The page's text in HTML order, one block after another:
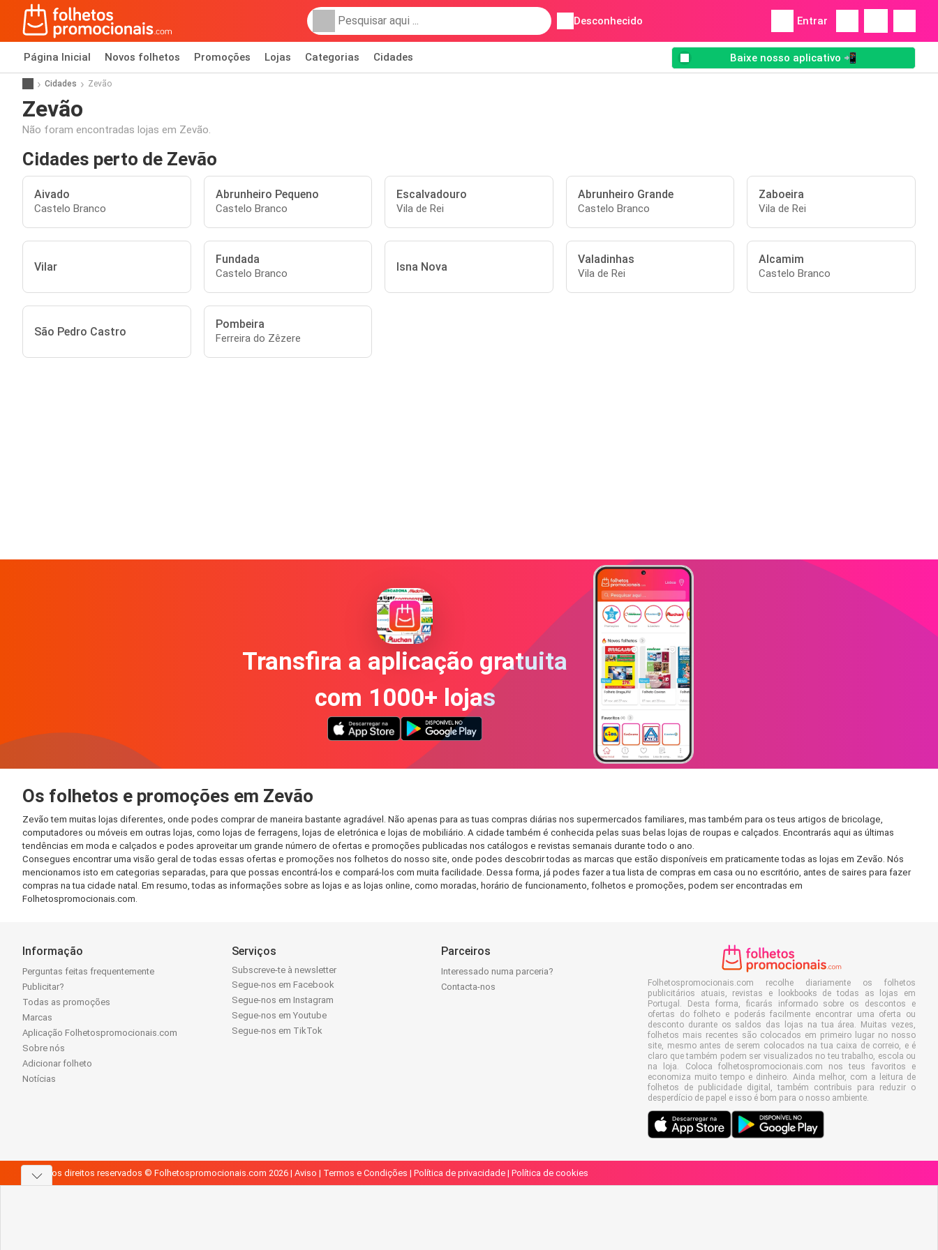
Desconhecido Entrar
Página Inicial Novos folhetos Promoções Lojas Categorias Cidades Baixe nosso aplicativo 📲
Cidades Zevão
Zevão
Não foram encontradas lojas em Zevão.
Cidades perto de Zevão
Aivado
Castelo Branco
Abrunheiro Pequeno
Castelo Branco
Escalvadouro
Vila de Rei
Abrunheiro Grande
Castelo Branco
Zaboeira
Vila de Rei
Vilar
Fundada
Castelo Branco Isna Nova
Valadinhas
Vila de Rei
Alcamim
Castelo Branco
São Pedro Castro
Pombeira
Ferreira do Zêzere
Transfira a aplicação gratuita
com 1000+ lojas
Os folhetos e promoções em Zevão
Zevão tem muitas lojas diferentes, onde podes comprar de maneira bastante agradável. Não apenas para as tuas compras diárias nos supermercados familiares, mas também para os teus artigos de bricolage,
computadores ou móveis em outras lojas, como lojas de ferragens, lojas de eletrónica e lojas de mobiliário. A cidade também é conhecida pelas suas belas lojas de roupas e calçados. Encontrarás aqui as últimas
tendências em moda e calçados e podes aproveitar um grande número de ofertas e promoções publicadas nos catálogos e revistas semanais durante todo o ano.
Consegues encontrar uma visão geral de todas essas ofertas e promoções nos folhetos do nosso site, onde podes descobrir todas as marcas que estão disponíveis em praticamente todas as lojas em Zevão. Nós
mencionamos isto em categorias separadas, para que possas encontrá-los e compará-los com muita facilidade. Dessa forma, já podes fazer a tua lista de compras em casa ou no escritório, antes de saires para fazer
compras na tua cidade natal. Em resumo, todas as informações sobre as lojas e as lojas online, como moradas, horário de funcionamento, folhetos e promoções, podem ser encontradas em
Folhetospromocionais.com.
Informação
Perguntas feitas frequentemente
Publicitar?
Todas as promoções
Marcas
Aplicação Folhetospromocionais.com
Sobre nós
Adicionar folheto
Notícias
Serviços
Subscreve-te à newsletter
Segue-nos em Facebook
Segue-nos em Instagram
Segue-nos em Youtube
Segue-nos em TikTok
Parceiros
Interessado numa parceria?
Contacta-nos
Folhetospromocionais.com recolhe diariamente os folhetos
publicitários atuais, revistas e lookbooks de todas as lojas em
Portugal. Desta forma, ficarás informado sobre os descontos e
ofertas do folheto e poderás facilmente encontrar uma oferta ou
desconto durante os saldos das lojas na tua área. Muitas vezes,
folhetos mais recentes são colocados em primeiro lugar no nosso
site, mesmo antes de serem colocados na tua caixa de correio, e é
claro que também podem ser visualizados no teu trabalho, escola ou
na loja. Coloca folhetospromocionais.com nos teus favoritos e
economiza muito tempo e dinheiro. Ainda melhor, com a leitura de
folhetos de publicidade digital, também contribuis para reduzir o
desperdício de papel e isso é bom para o nosso ambiente.
Todos os direitos reservados © Folhetospromocionais.com 2026 | Aviso | Termos e Condições | Política de privacidade | Política de cookies